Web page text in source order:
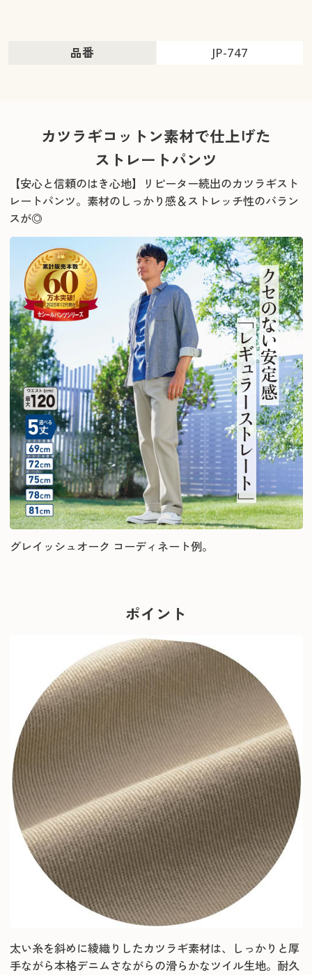
品番 JP-747
カツラギコットン素材で仕上げた
ストレートパンツ
【安心と信頼のはき心地】リピーター続出のカツラギスト
レートパンツ。 素材のしっかり感＆ストレッチ性のバラン
スが◎
グレイッシュオーク コーディネート例。
ポイント
太い糸を斜めに綾織りしたカツラギ素材は、しっかりと厚
手ながら本格デニムさながらの滑らかなツイル生地。耐久